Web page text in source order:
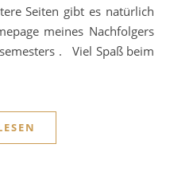
Seiten gibt es natürlich
meines Nachfolgers
. Viel Spaß beim